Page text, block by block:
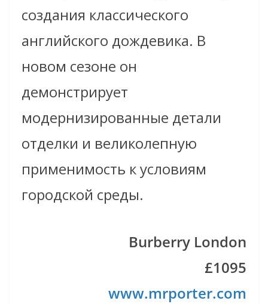
создания классического
английского дождевика. В
новом сезоне он
демонстрирует
модернизированные детали
отделки и великолепную
применимость к условиям
городской среды.
Burberry London
£1095
www.mrporter.com